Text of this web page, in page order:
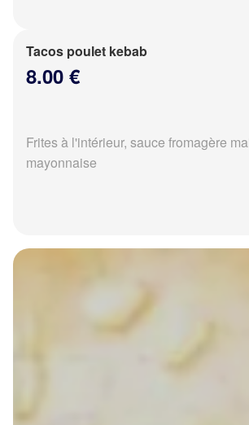
Tacos poulet kebab
8.00 €
Frites à l'intérieur, sauce fromagère
mayonnaise